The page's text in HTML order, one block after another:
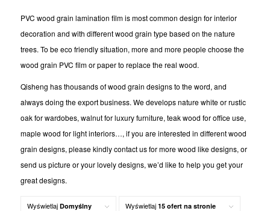
PVC wood grain lamination film is most common design for interior
decoration and with different wood grain type based on the nature
trees. To be eco friendly situation, more and more people choose the
wood grain PVC film or paper to replace the real wood.
Qisheng has thousands of wood grain designs to the word, and
always doing the export business. We develops nature white or rustic
oak for wardobes, walnut for luxury furniture, teak wood for office use,
maple wood for light interiors…, if you are interested in different wood
grain designs, please kindly contact us for more wood like designs, or
send us picture or your lovely designs, we’d like to help you get your
great designs.
Wyświetlaj Domyślny Wyświetlaj 15 ofert na stronie